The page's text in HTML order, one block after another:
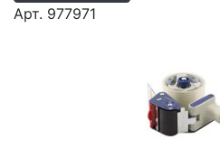
Арт. 977971